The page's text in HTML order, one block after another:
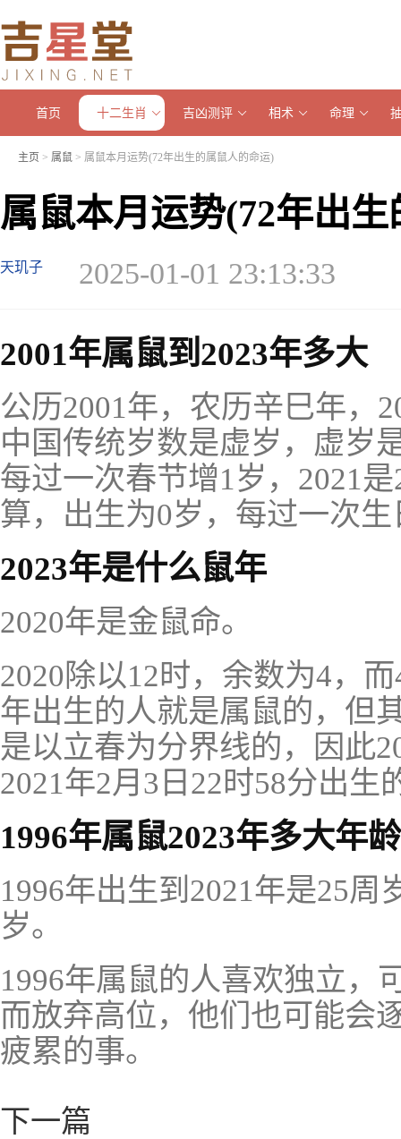
首页 十二生肖 吉凶测评 相术 命理
主页 > 属鼠 > 属鼠本月运势(72年出生的属鼠人的命运)
属鼠本月运势(72年出
天玑子 2025-01-01 23:13:33
2001年属鼠到2023年多大
公历2001年，农历辛巳年，
中国传统岁数是虚岁，虚岁
每过一次春节增1岁，2021
算，出生为0岁，每过一次
2023年是什么鼠年
2020年是金鼠命。
2020除以12时，余数为4，
年出生的人就是属鼠的，但
是以立春为分界线的，因此
2021年2月3日22时58分出生
1996年属鼠2023年多大年龄
1996年出生到2021年是25周
岁。
1996年属鼠的人喜欢独立，
而放弃高位，他们也可能会
疲累的事。
下一篇